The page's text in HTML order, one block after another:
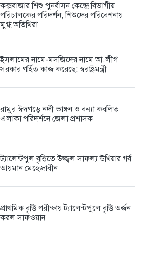
ফেসবুকে সমালোচনার ঝড়, দলীয় কর্মীদের...
1 week আগে
কক্সবাজার শিশু পুনর্বাসন কেন্দ্রে বিভাগীয়
পরিচালকের পরিদর্শন, শিশুদের পরিবেশনায়
মুগ্ধ অতিথিরা
ইসলামের নামে-মসজিদের নামে আ.লীগ
সরকার গর্হিত কাজ করেছে: স্বরাষ্ট্রমন্ত্রী
রামুর ঈদগড়ে নদী ভাঙ্গন ও বন্যা কবলিত
এলাকা পরিদর্শনে জেলা প্রশাসক
ট্যালেন্টপুল বৃত্তিতে উজ্জ্বল সাফল্য উখিয়ার গর্ব
আয়মান মেহেজাবীন
প্রাথমিক বৃত্তি পরীক্ষায় ট্যালেন্টপুলে বৃত্তি অর্জন
করল সাফওয়ান